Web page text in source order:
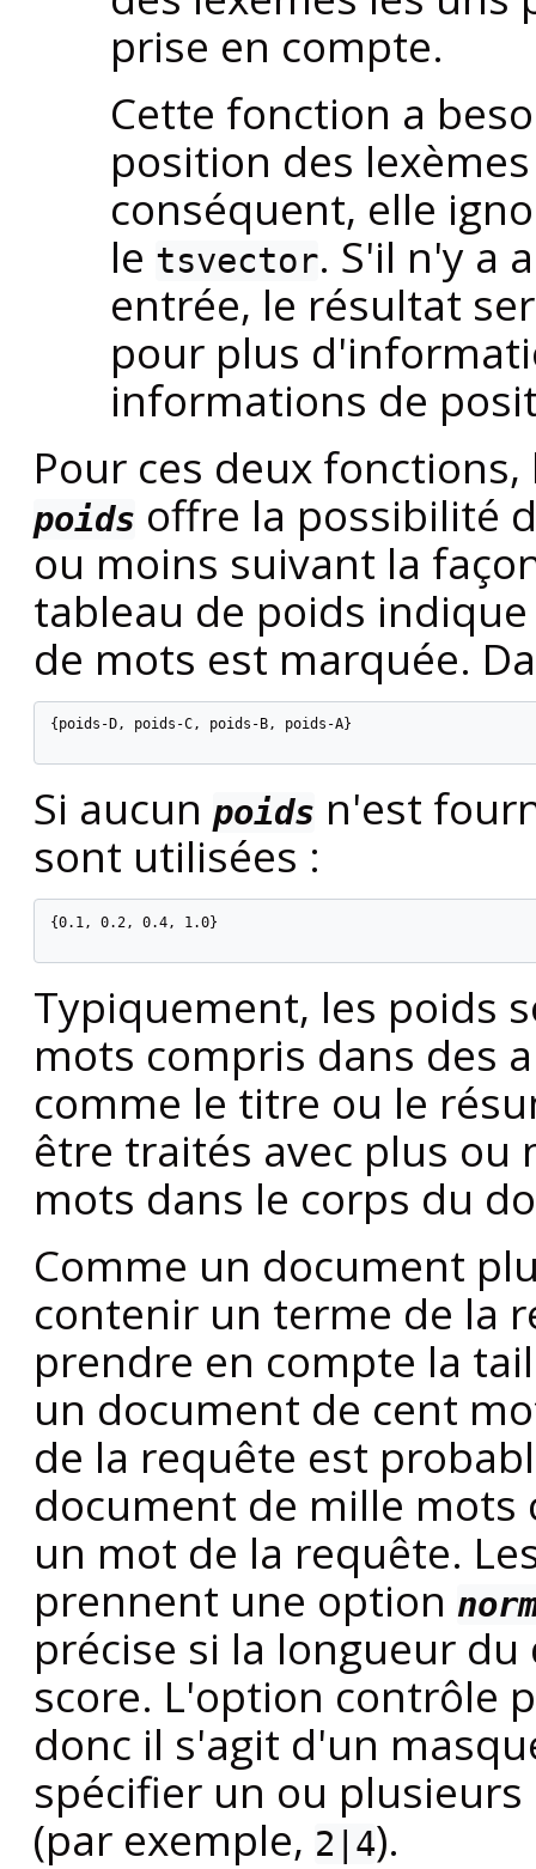
prise en compte.
Cette fonction a
position des
conséquent, elle
le tsvector. S'il n'y a
entrée, le résultat
pour plus
informations de
Pour ces deux
poids offre la possibilité
ou moins suivant la
tableau de poids
de mots est marquée.
{poids-D, poids-C, poids-B, poids-A}
Si aucun poids n'est
sont utilisées :
{0.1, 0.2, 0.4, 1.0}
Typiquement, les poids
mots compris dans des
comme le titre ou le
être traités avec plus
mots dans le corps du
Comme un document
contenir un terme de la
prendre en compte la
un document de cent
de la requête est
document de mille
un mot de la requête.
prennent une option
précise si la longueur
score. L'option contrôle
donc il s'agit d'un
spécifier un ou
(par exemple, 2|4).